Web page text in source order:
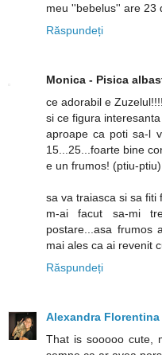
meu ''bebelus'' are 23
Răspundeți
Monica - Pisica
ce adorabil e Zuzelul!!!!
si ce figura
aproape ca poti sa-l
15...25...foarte bine
e un frumos! (ptiu-
sa va traiasca si sa fiti
m-ai facut sa-mi
postare...asa frumos
mai ales ca ai revenit
Răspundeți
Alexandra Florentina
That is sooooo cute,